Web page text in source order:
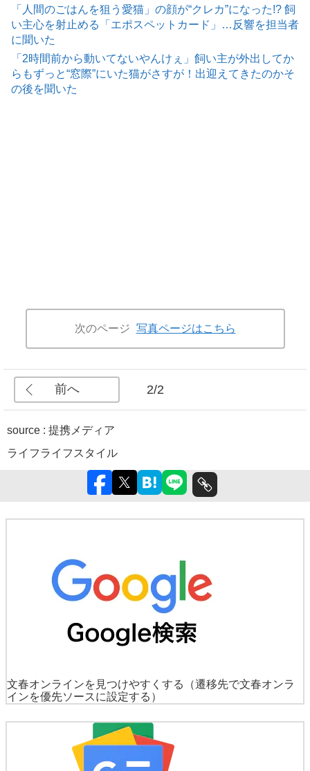
「人間のごはんを狙う愛猫」の顔が“クレカ”になった!? 飼
い主心を射止める「エポスペットカード」…反響を担当者
に聞いた
「2時間前から動いてないやんけぇ」飼い主が外出してか
らもずっと“窓際”にいた猫がさすが！出迎えてきたのかそ
の後を聞いた
次のページ 写真ページはこちら
前へ 2/2
source : 提携メディア
ライフライフスタイル
文春オンラインを見つけやすくする
（遷移先で文春オンラ
インを優先ソースに設定する）